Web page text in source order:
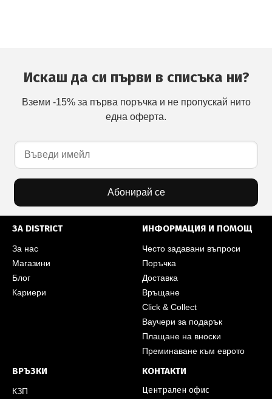
Искаш да си първи в списъка ни?
Вземи -15% за първа поръчка и не пропускай нито
една оферта.
Абонирай се
ЗА DISTRICT
За нас
Магазини
Блог
Кариери
ИНФОРМАЦИЯ И ПОМОЩ
Често задавани въпроси
Поръчка
Доставка
Връщане
Click & Collect
Ваучери за подарък
Плащане на вноски
Преминаване към еврото
ВРЪЗКИ
КЗП
КОНТАКТИ
Централен офис